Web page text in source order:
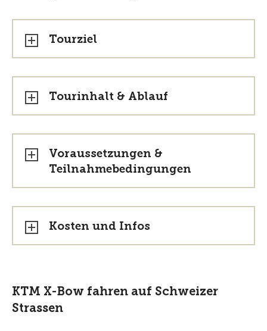
Tourziel
Tourinhalt & Ablauf
Voraussetzungen &
Teilnahmebedingungen
Kosten und Infos
KTM X-Bow fahren auf Schweizer
Strassen